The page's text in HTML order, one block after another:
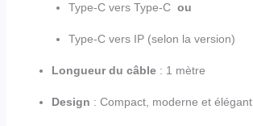
Type-C vers Type-C ou
Type-C vers IP (selon la version)
Longueur du câble: 1 mètre
Design : Compact, moderne et élégant